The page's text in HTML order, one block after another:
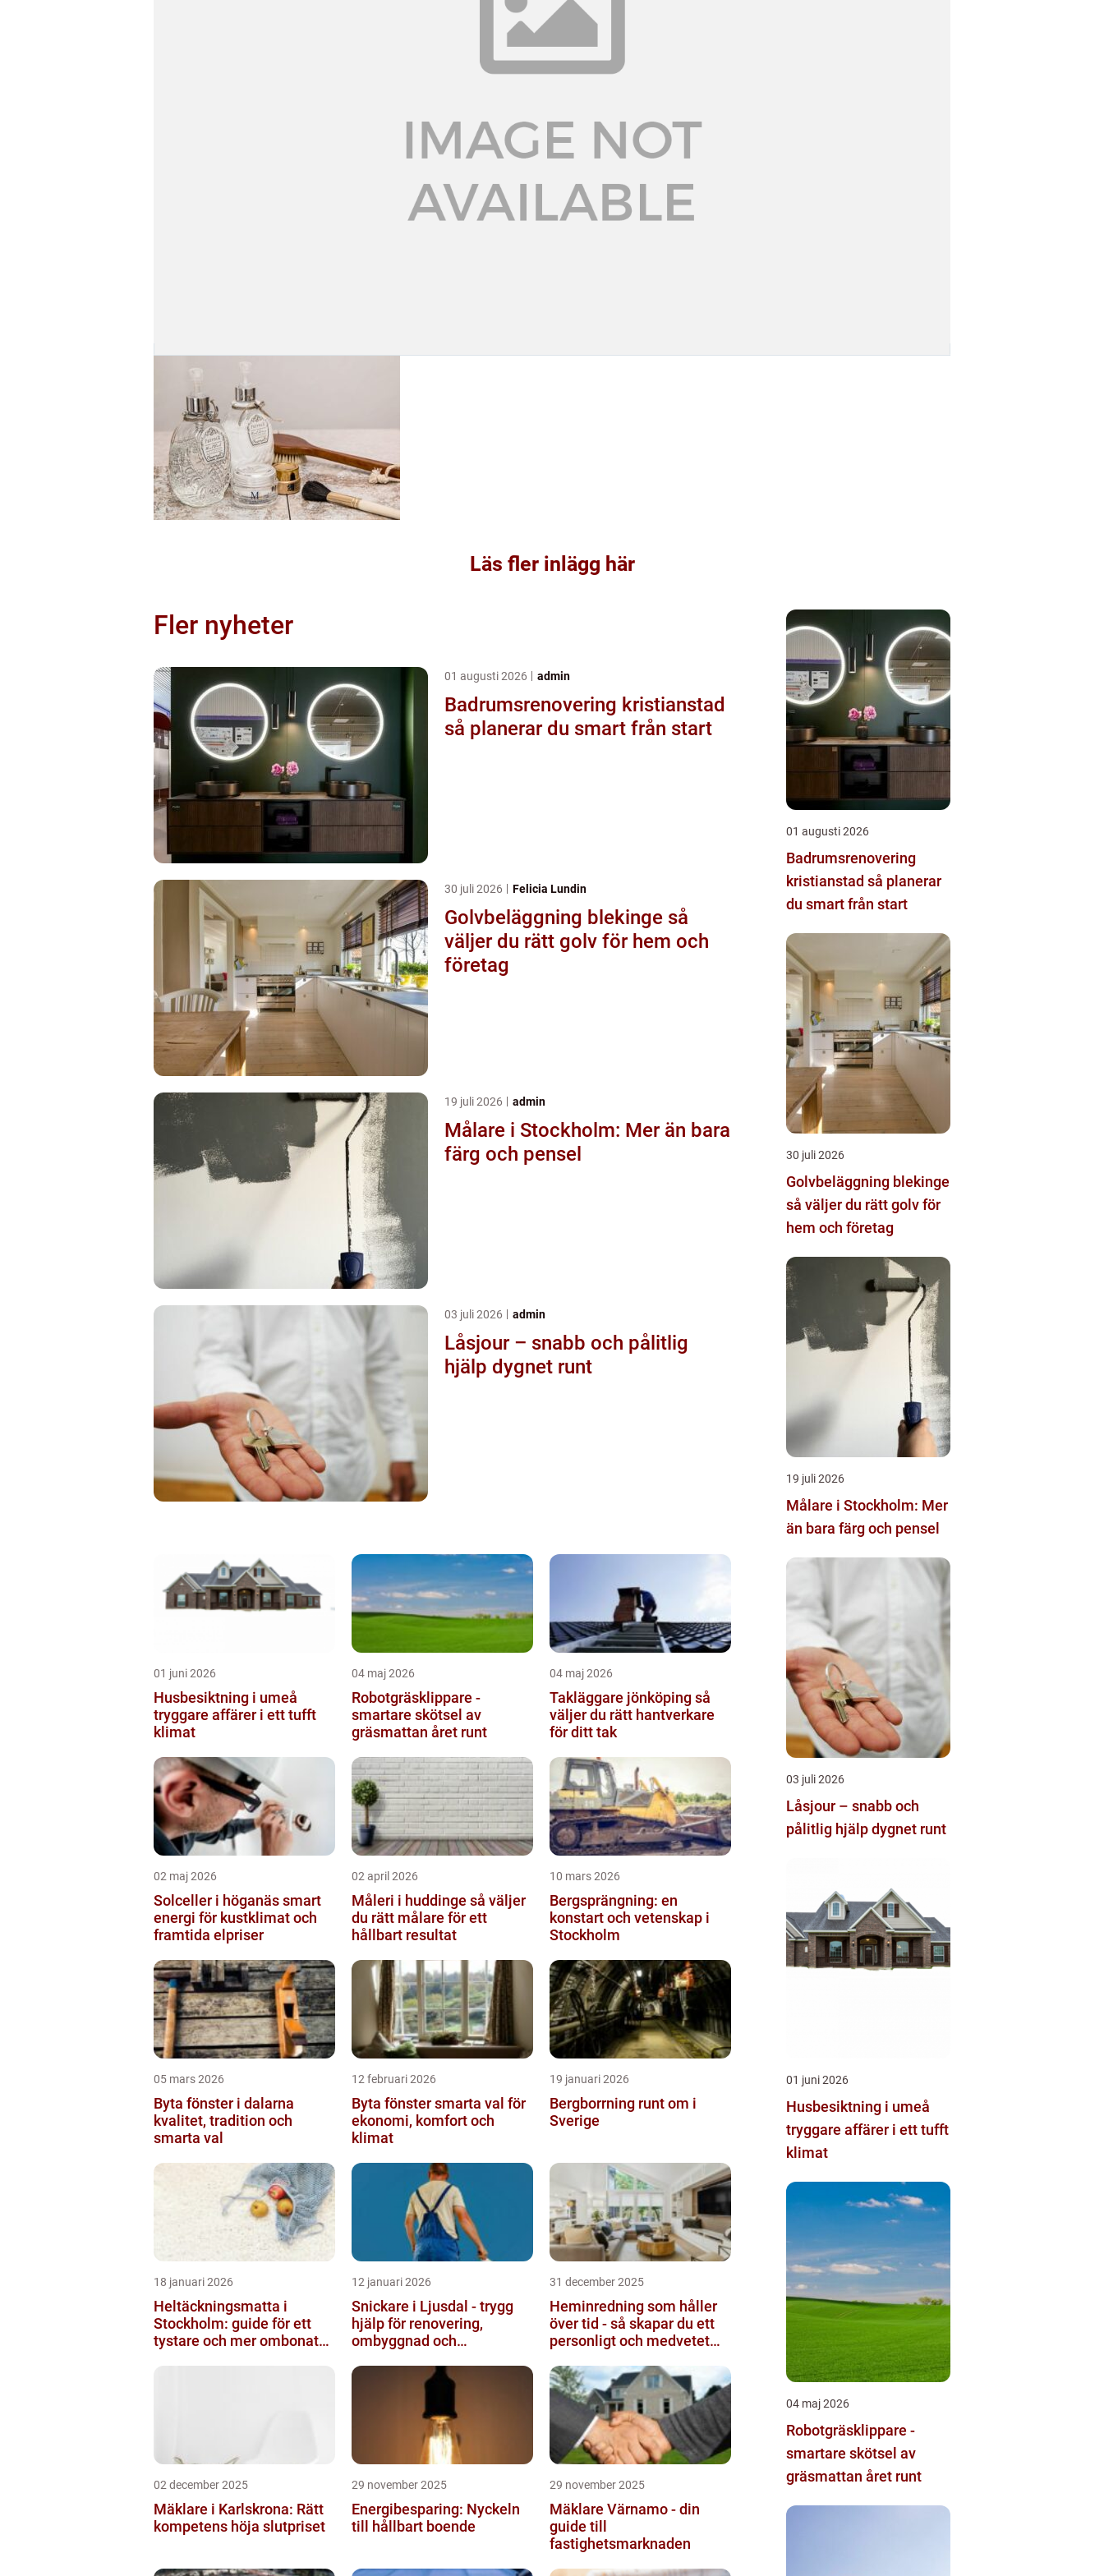
Läs fler inlägg här
Fler nyheter
01 augusti 2026 admin
Badrumsrenovering kristianstad
så planerar du smart från start
30 juli 2026 Felicia Lundin
Golvbeläggning blekinge så
väljer du rätt golv för hem och
företag
19 juli 2026 admin
Målare i Stockholm: Mer än bara
färg och pensel
03 juli 2026 admin
Låsjour – snabb och pålitlig
hjälp dygnet runt
01 juni 2026
Husbesiktning i umeå
tryggare affärer i ett tufft
klimat
04 maj 2026
Robotgräsklippare -
smartare skötsel av
gräsmattan året runt
04 maj 2026
Takläggare jönköping så
väljer du rätt hantverkare
för ditt tak
02 maj 2026
Solceller i höganäs smart
energi för kustklimat och
framtida elpriser
02 april 2026
Måleri i huddinge så väljer
du rätt målare för ett
hållbart resultat
10 mars 2026
Bergsprängning: en
konstart och vetenskap i
Stockholm
05 mars 2026
Byta fönster i dalarna
kvalitet, tradition och
smarta val
12 februari 2026
Byta fönster smarta val för
ekonomi, komfort och
klimat
19 januari 2026
Bergborrning runt om i
Sverige
18 januari 2026
Heltäckningsmatta i
Stockholm: guide för ett
tystare och mer ombonat
12 januari 2026
Snickare i Ljusdal - trygg
hjälp för renovering,
ombyggnad och
31 december 2025
Heminredning som håller
över tid - så skapar du ett
personligt och medvetet
02 december 2025
Mäklare i Karlskrona: Rätt
kompetens höja slutpriset
29 november 2025
Energibesparing: Nyckeln
till hållbart boende
29 november 2025
Mäklare Värnamo - din
guide till
fastighetsmarknaden
01 augusti 2026
Badrumsrenovering
kristianstad så planerar
du smart från start
30 juli 2026
Golvbeläggning blekinge
så väljer du rätt golv för
hem och företag
19 juli 2026
Målare i Stockholm: Mer
än bara färg och pensel
03 juli 2026
Låsjour – snabb och
pålitlig hjälp dygnet runt
01 juni 2026
Husbesiktning i umeå
tryggare affärer i ett tufft
klimat
04 maj 2026
Robotgräsklippare -
smartare skötsel av
gräsmattan året runt